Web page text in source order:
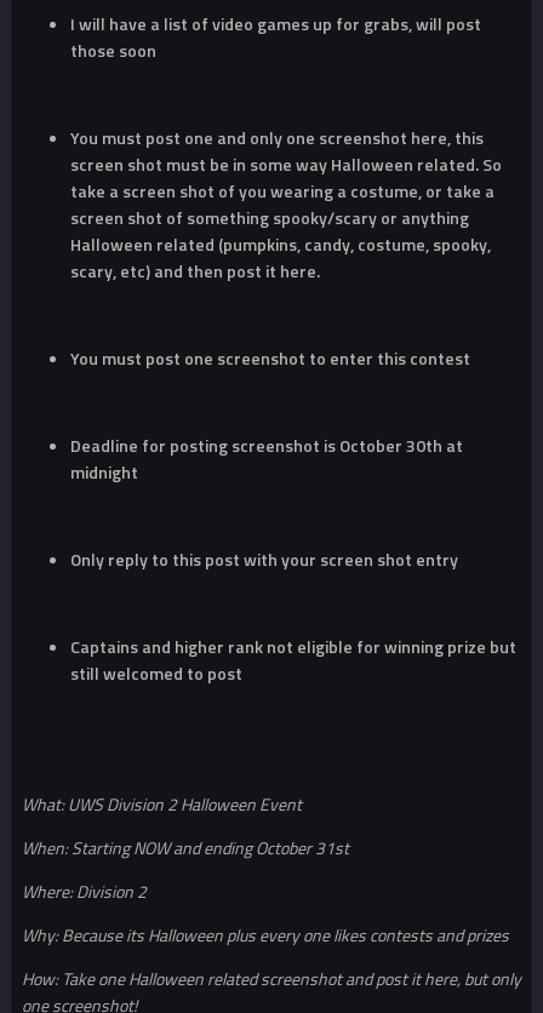
I will have a list of video games up for grabs, will post
those soon
You must post one and only one screenshot here, this
screen shot must be in some way Halloween related. So
take a screen shot of you wearing a costume, or take a
screen shot of something spooky/scary or anything
Halloween related (pumpkins, candy, costume, spooky,
scary, etc) and then post it here.
You must post one screenshot to enter this contest
Deadline for posting screenshot is October 30th at
midnight
Only reply to this post with your screen shot entry
Captains and higher rank not eligible for winning prize but
still welcomed to post
What: UWS Division 2 Halloween Event
When: Starting NOW and ending October 31st
Where: Division 2
Why: Because its Halloween plus every one likes contests and prizes
How: Take one Halloween related screenshot and post it here, but only
one screenshot!